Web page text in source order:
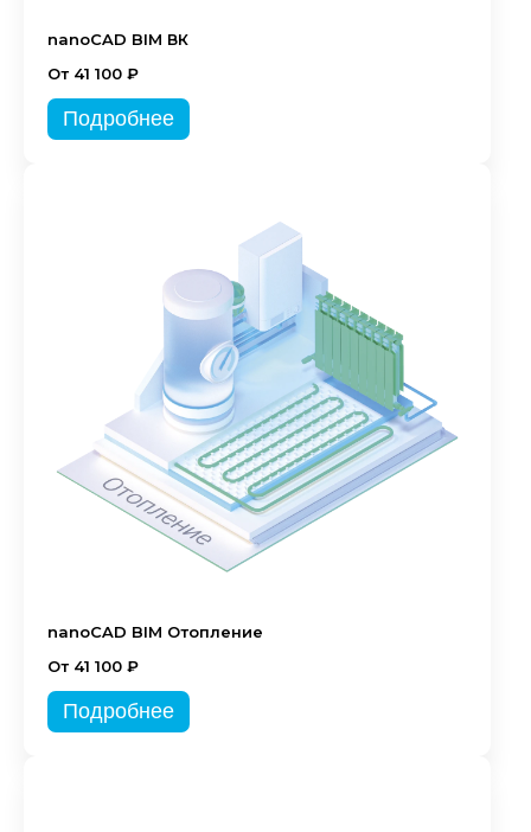
nanoCAD BIM ВК
От 41 100 ₽
Подробнее
nanoCAD BIM Отопление
От 41 100 ₽
Подробнее